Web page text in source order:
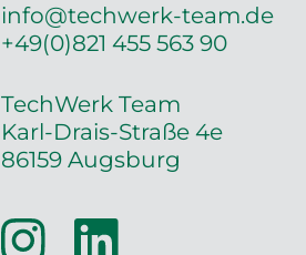
info@techwerk-team.de
+49(0)821 455 563 90
TechWerk Team
Karl-Drais-Straße 4e
86159 Augsburg